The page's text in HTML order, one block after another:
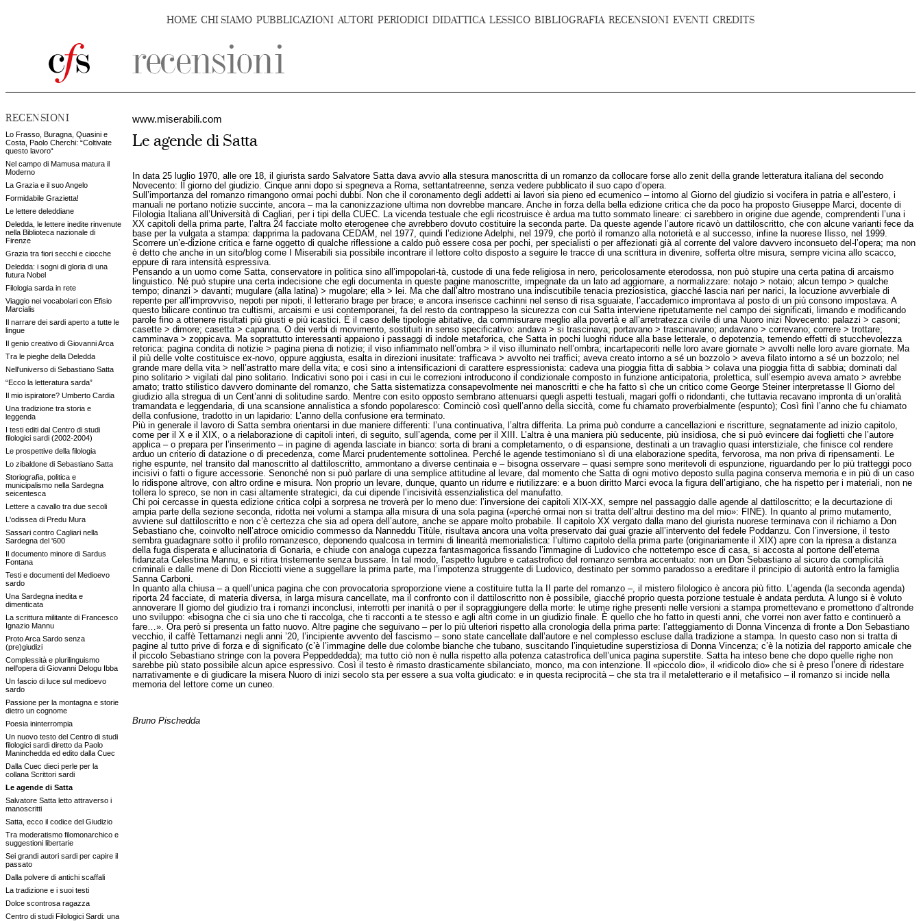
HOME CHI SIAMO PUBBLICAZIONI AUTORI PERIODICI DIDATTICA LESSICO BIBLIOGRAFIA RECENSIONI EVENTI CREDITS
RECENSIONI
Lo Frasso, Buragna, Quasini e
Costa, Paolo Cherchi: “Coltivate
questo lavoro“
Nel campo di Mamusa matura il
Moderno
La Grazia e il suo Angelo
Formidabile Grazietta!
Le lettere deleddiane
Deledda, le lettere inedite rinvenute
nella Biblioteca nazionale di
Firenze
Grazia tra fiori secchi e ciocche
Deledda: i sogni di gloria di una
futura Nobel
Filologia sarda in rete
Viaggio nei vocabolari con Efisio
Marcialis
Il narrare dei sardi aperto a tutte le
lingue
Il genio creativo di Giovanni Arca
Tra le pieghe della Deledda
Nell'universo di Sebastiano Satta
“Ecco la letteratura sarda”
Il mio ispiratore? Umberto Cardia
Una tradizione tra storia e
leggenda
I testi editi dal Centro di studi
filologici sardi (2002-2004)
Le prospettive della filologia
Lo zibaldone di Sebastiano Satta
Storiografia, politica e
municipalismo nella Sardegna
seicentesca
Lettere a cavallo tra due secoli
L'odissea di Predu Mura
Sassari contro Cagliari nella
Sardegna del '600
Il documento minore di Sardus
Fontana
Testi e documenti del Medioevo
sardo
Una Sardegna inedita e
dimenticata
La scrittura militante di Francesco
Ignazio Mannu
Proto Arca Sardo senza
(pre)giudizi
Complessità e plurilinguismo
nell'opera di Giovanni Delogu Ibba
Un fascio di luce sul medioevo
sardo
Passione per la montagna e storie
dietro un cognome
Poesia ininterrompia
Un nuovo testo del Centro di studi
filologici sardi diretto da Paolo
Maninchedda ed edito dalla Cuec
Dalla Cuec dieci perle per la
collana Scrittori sardi
Le agende di Satta
Salvatore Satta letto attraverso i
manoscritti
Satta, ecco il codice del Giudizio
Tra moderatismo filomonarchico e
suggestioni libertarie
Sei grandi autori sardi per capire il
passato
Dalla polvere di antichi scaffali
La tradizione e i suoi testi
Dolce scontrosa ragazza
Centro di studi Filologici Sardi: una
www.miserabili.com
Le agende di Satta
In data 25 luglio 1970, alle ore 18, il giurista sardo Salvatore Satta dava avvio alla stesura manoscritta di un romanzo da collocare forse allo zenit della grande letteratura italiana del secondo
Novecento: Il giorno del giudizio. Cinque anni dopo si spegneva a Roma, settantatreenne, senza vedere pubblicato il suo capo d’opera.
Sull’importanza del romanzo rimangono ormai pochi dubbi. Non che il coronamento degli addetti ai lavori sia pieno ed ecumenico – intorno al Giorno del giudizio si vocifera in patria e all’estero, i
manuali ne portano notizie succinte, ancora – ma la canonizzazione ultima non dovrebbe mancare. Anche in forza della bella edizione critica che da poco ha proposto Giuseppe Marci, docente di
Filologia Italiana all’Università di Cagliari, per i tipi della CUEC. La vicenda testuale che egli ricostruisce è ardua ma tutto sommato lineare: ci sarebbero in origine due agende, comprendenti l’una i
XX capitoli della prima parte, l’altra 24 facciate molto eterogenee che avrebbero dovuto costituire la seconda parte. Da queste agende l’autore ricavò un dattiloscritto, che con alcune varianti fece da
base per la vulgata a stampa: dapprima la padovana CEDAM, nel 1977, quindi l’edizione Adelphi, nel 1979, che portò il romanzo alla notorietà e al successo, infine la nuorese Ilisso, nel 1999.
Scorrere un’e-dizione critica e farne oggetto di qualche riflessione a caldo può essere cosa per pochi, per specialisti o per affezionati già al corrente del valore davvero inconsueto del-l’opera; ma non
è detto che anche in un sito/blog come I Miserabili sia possibile incontrare il lettore colto disposto a seguire le tracce di una scrittura in divenire, sofferta oltre misura, sempre vicina allo scacco,
eppure di rara intensità espressiva.
Pensando a un uomo come Satta, conservatore in politica sino all’impopolari-tà, custode di una fede religiosa in nero, pericolosamente eterodossa, non può stupire una certa patina di arcaismo
linguistico. Né può stupire una certa indecisione che egli documenta in queste pagine manoscritte, impegnate da un lato ad aggiornare, a normalizzare: notajo > notaio; alcun tempo > qualche
tempo; dinanzi > davanti; mugulare (alla latina) > mugolare; ella > lei. Ma che dall’altro mostrano una indiscutibile tenacia preziosistica, giacché lascia nari per narici, la locuzione avverbiale di
repente per all’improvviso, nepoti per nipoti, il letterario brage per brace; e ancora inserisce cachinni nel senso di risa sguaiate, l’accademico improntava al posto di un più consono impostava. A
questo bilicare continuo tra cultismi, arcaismi e usi contemporanei, fa del resto da contrappeso la sicurezza con cui Satta interviene ripetutamente nel campo dei significati, limando e modificando
parole fino a ottenere risultati più giusti e più icastici. È il caso delle tipologie abitative, da commisurare meglio alla povertà e all’arretratezza civile di una Nuoro inizi Novecento: palazzi > casoni;
casette > dimore; casetta > capanna. O dei verbi di movimento, sostituiti in senso specificativo: andava > si trascinava; portavano > trascinavano; andavano > correvano; correre > trottare;
camminava > zoppicava. Ma soprattutto interessanti appaiono i passaggi di indole metaforica, che Satta in pochi luoghi riduce alla base letterale, o depotenzia, temendo effetti di stucchevolezza
retorica: pagina condita di notizie > pagina piena di notizie; il viso infiammato nell’ombra > il viso illuminato nell’ombra; incartapecoriti nelle loro avare giornate > avvolti nelle loro avare giornate. Ma
il più delle volte costituisce ex-novo, oppure aggiusta, esalta in direzioni inusitate: trafficava > avvolto nei traffici; aveva creato intorno a sé un bozzolo > aveva filato intorno a sé un bozzolo; nel
grande mare della vita > nell’astratto mare della vita; e così sino a intensificazioni di carattere espressionista: cadeva una pioggia fitta di sabbia > colava una pioggia fitta di sabbia; dominati dal
pino solitario > vigilati dal pino solitario. Indicativi sono poi i casi in cui le correzioni introducono il condizionale composto in funzione anticipatoria, prolettica, sull’esempio aveva amato > avrebbe
amato; tratto stilistico davvero dominante del romanzo, che Satta sistematizza consapevolmente nei manoscritti e che ha fatto sì che un critico come George Steiner interpretasse Il Giorno del
giudizio alla stregua di un Cent’anni di solitudine sardo. Mentre con esito opposto sembrano attenuarsi quegli aspetti testuali, magari goffi o ridondanti, che tuttavia recavano impronta di un’oralità
tramandata e leggendaria, di una scansione annalistica a sfondo popolaresco: Cominciò così quell’anno della siccità, come fu chiamato proverbialmente (espunto); Così finì l’anno che fu chiamato
della confusione, tradotto in un lapidario: L’anno della confusione era terminato.
Più in generale il lavoro di Satta sembra orientarsi in due maniere differenti: l’una continuativa, l’altra differita. La prima può condurre a cancellazioni e riscritture, segnatamente ad inizio capitolo,
come per il X e il XIX, o a rielaborazione di capitoli interi, di seguito, sull’agenda, come per il XIII. L’altra è una maniera più seducente, più insidiosa, che si può evincere dai foglietti che l’autore
applica – o prepara per l’inserimento – in pagine di agenda lasciate in bianco: sorta di brani a completamento, o di espansione, destinati a un travaglio quasi interstiziale, che finisce col rendere
arduo un criterio di datazione o di precedenza, come Marci prudentemente sottolinea. Perché le agende testimoniano sì di una elaborazione spedita, fervorosa, ma non priva di ripensamenti. Le
righe espunte, nel transito dal manoscritto al dattiloscritto, ammontano a diverse centinaia e – bisogna osservare – quasi sempre sono meritevoli di espunzione, riguardando per lo più tratteggi poco
incisivi o fatti o figure accessorie. Senonché non si può parlare di una semplice attitudine al levare, dal momento che Satta di ogni motivo deposto sulla pagina conserva memoria e in più di un caso
lo ridispone altrove, con altro ordine e misura. Non proprio un levare, dunque, quanto un ridurre e riutilizzare: e a buon diritto Marci evoca la figura dell’artigiano, che ha rispetto per i materiali, non ne
tollera lo spreco, se non in casi altamente strategici, da cui dipende l’incisività essenzialistica del manufatto.
Chi poi cercasse in questa edizione critica colpi a sorpresa ne troverà per lo meno due: l’inversione dei capitoli XIX-XX, sempre nel passaggio dalle agende al dattiloscritto; e la decurtazione di
ampia parte della sezione seconda, ridotta nei volumi a stampa alla misura di una sola pagina («perché ormai non si tratta dell’altrui destino ma del mio»: FINE). In quanto al primo mutamento,
avviene sul dattiloscritto e non c’è certezza che sia ad opera dell’autore, anche se appare molto probabile. Il capitolo XX vergato dalla mano del giurista nuorese terminava con il richiamo a Don
Sebastiano che, coinvolto nell’atroce omicidio commesso da Nanneddu Titùle, risultava ancora una volta preservato dai guai grazie all’intervento del fedele Poddanzu. Con l’inversione, il testo
sembra guadagnare sotto il profilo romanzesco, deponendo qualcosa in termini di linearità memorialistica: l’ultimo capitolo della prima parte (originariamente il XIX) apre con la ripresa a distanza
della fuga disperata e allucinatoria di Gonaria, e chiude con analoga cupezza fantasmagorica fissando l’immagine di Ludovico che nottetempo esce di casa, si accosta al portone dell’eterna
fidanzata Celestina Mannu, e si ritira tristemente senza bussare. In tal modo, l’aspetto lugubre e catastrofico del romanzo sembra accentuato: non un Don Sebastiano al sicuro da complicità
criminali e dalle mene di Don Ricciotti viene a suggellare la prima parte, ma l’impotenza struggente di Ludovico, destinato per sommo paradosso a ereditare il principio di autorità entro la famiglia
Sanna Carboni.
In quanto alla chiusa – a quell’unica pagina che con provocatoria sproporzione viene a costituire tutta la II parte del romanzo –, il mistero filologico è ancora più fitto. L’agenda (la seconda agenda)
riporta 24 facciate, di materia diversa, in larga misura cancellate, ma il confronto con il dattiloscritto non è possibile, giacché proprio questa porzione testuale è andata perduta. A lungo si è voluto
annoverare Il giorno del giudizio tra i romanzi inconclusi, interrotti per inanità o per il sopraggiungere della morte: le utime righe presenti nelle versioni a stampa promettevano e promettono d’altronde
uno sviluppo: «bisogna che ci sia uno che ti raccolga, che ti racconti a te stesso e agli altri come in un giudizio finale. È quello che ho fatto in questi anni, che vorrei non aver fatto e continuerò a
fare…». Ora però si presenta un fatto nuovo. Altre pagine che seguivano – per lo più ulteriori rispetto alla cronologia della prima parte: l’atteggiamento di Donna Vincenza di fronte a Don Sebastiano
vecchio, il caffè Tettamanzi negli anni ’20, l’incipiente avvento del fascismo – sono state cancellate dall’autore e nel complesso escluse dalla tradizione a stampa. In questo caso non si tratta di
pagine al tutto prive di forza e di significato (c’è l’immagine delle due colombe bianche che tubano, suscitando l’inquietudine superstiziosa di Donna Vincenza; c’è la notizia del rapporto amicale che
il piccolo Sebastiano stringe con la povera Peppeddedda); ma tutto ciò non è nulla rispetto alla potenza catastrofica dell’unica pagina superstite. Satta ha inteso bene che dopo quelle righe non
sarebbe più stato possibile alcun apice espressivo. Così il testo è rimasto drasticamente sbilanciato, monco, ma con intenzione. Il «piccolo dio», il «ridicolo dio» che si è preso l’onere di ridestare
narrativamente e di giudicare la misera Nuoro di inizi secolo sta per essere a sua volta giudicato: e in questa reciprocità – che sta tra il metaletterario e il metafisico – il romanzo si incide nella
memoria del lettore come un cuneo.
Bruno Pischedda